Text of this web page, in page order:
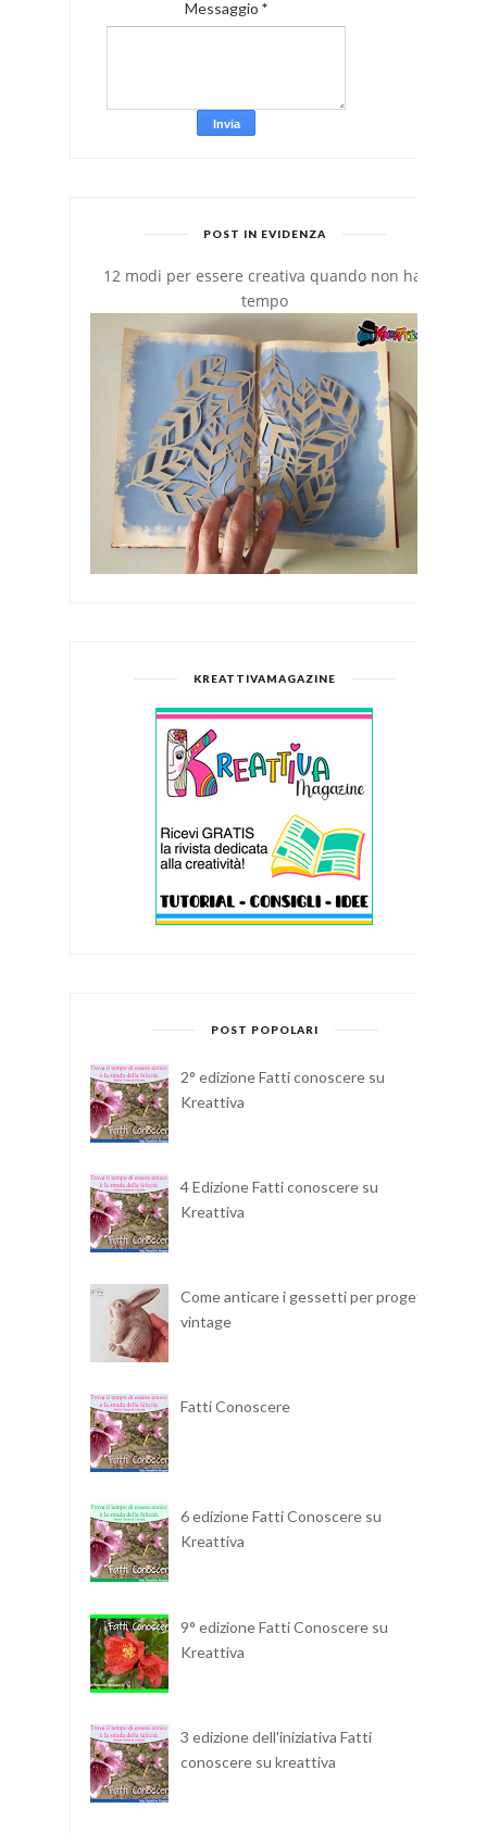
Messaggio *
POST IN EVIDENZA
12 modi per essere creativa quando non hai
tempo
KREATTIVAMAGAZINE
POST POPOLARI
2° edizione Fatti conoscere su
Kreattiva
4 Edizione Fatti conoscere su
Kreattiva
Come anticare i gessetti per progetti
vintage
Fatti Conoscere
6 edizione Fatti Conoscere su
Kreattiva
9° edizione Fatti Conoscere su
Kreattiva
3 edizione dell'iniziativa Fatti
conoscere su kreattiva